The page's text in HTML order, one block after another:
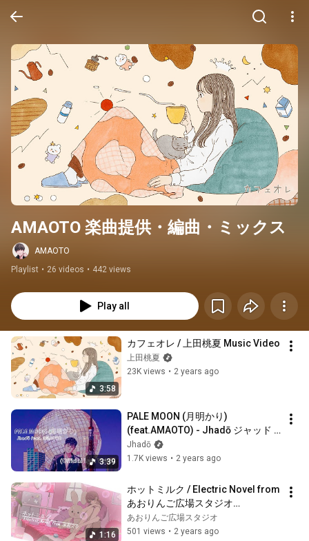
AMAOTO 楽曲提供・編曲・ミックス
AMAOTO
Playlist • 26 videos • 442 views
Play all
3:58
カフェオレ / 上田桃夏 Music Video
上田桃夏
23K views • 2 years ago
3:39
PALE MOON (月明かり)
(feat.AMAOTO) - Jhadō ジャッド
(Official Lyric Video)
Jhadō
1.7K views • 2 years ago
1:16
ホットミルク / Electric Novel from
あおりんご広場スタジオ
【OriginalMV】
あおりんご広場スタジオ
501 views • 2 years ago